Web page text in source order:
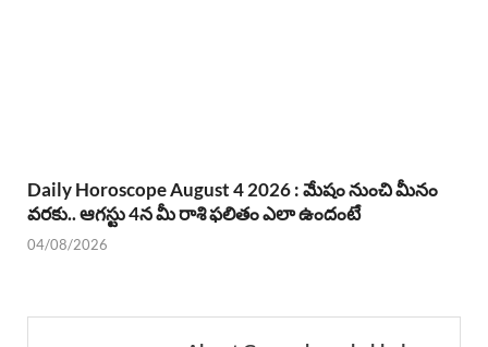
Daily Horoscope August 4 2026 : మేషం నుంచి మీనం
వరకు.. ఆగస్టు 4న మీ రాశి ఫలితం ఎలా ఉందంటే
04/08/2026